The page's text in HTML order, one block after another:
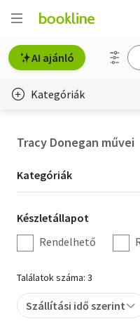
AI ajánló
Kategóriák
Hobbi, szabadidő
Irodalom
Művészet
Szakkönyv
Tracy Donegan művei
Kategória
szűrés
Kategóriák
Készletállapot
szűrés
Készletállapot
Rendelhető
Találatok száma: 3
Szállítási idő szerint